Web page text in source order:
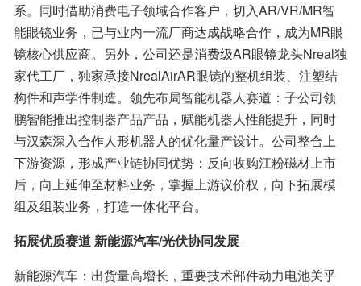
系。同时借助消费电子领域合作客户，切入AR/VR/MR智
能眼镜业务，已与业内一流厂商达成战略合作，成为MR眼
镜核心供应商。另外，公司还是消费级AR眼镜龙头Nreal独
家代工厂，独家承接NrealAirAR眼镜的整机组装、注塑结
构件和声学件制造。领先布局智能机器人赛道：子公司领
鹏智能推出控制器产品产品，赋能机器人性能提升，同时
与汉森深入合作人形机器人的优化量产设计。公司整合上
下游资源，形成产业链协同优势：反向收购江粉磁材上市
后，向上延伸至材料业务，掌握上游议价权，向下拓展模
组及组装业务，打造一体化平台。
拓展优质赛道 新能源汽车/光伏协同发展
新能源汽车：出货量高增长，重要技术部件动力电池关乎